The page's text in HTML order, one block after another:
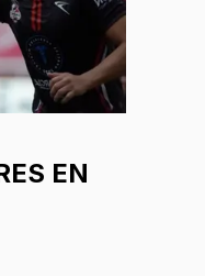
EN